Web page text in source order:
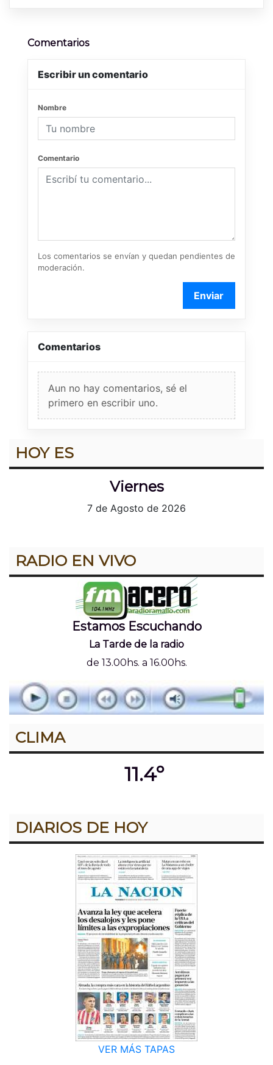
Comentarios
Escribir un comentario
Nombre
Comentario
Los comentarios se envían y quedan pendientes de
moderación.
Enviar
Comentarios
Aun no hay comentarios, sé el
primero en escribir uno.
HOY ES
Viernes
7 de Agosto de 2026
RADIO EN VIVO
Estamos Escuchando
La Tarde de la radio
de 13.00hs. a 16.00hs.
CLIMA
11.4º
DIARIOS DE HOY
VER MÁS TAPAS